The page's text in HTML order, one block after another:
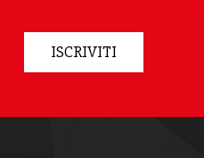
ISCRIVITI